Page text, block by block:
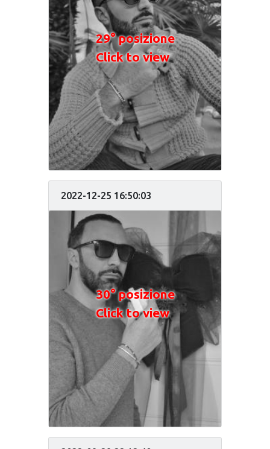
29° posizione
Click to view
2022-12-25 16:50:03
30° posizione
Click to view